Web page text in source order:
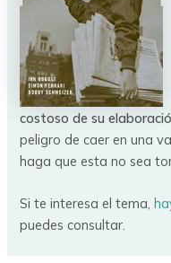
costoso de su
peligro de caer en una
haga que esta no sea
Si te interesa el tema,
puedes consultar.